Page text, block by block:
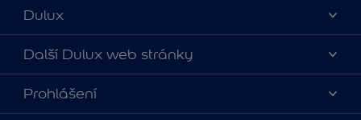
Dulux
O nás
Kontaktujte nás
Najít obchod
Další Dulux web stránky
duluxmalir.cz
duluxmaliar.sk
Prohlášení